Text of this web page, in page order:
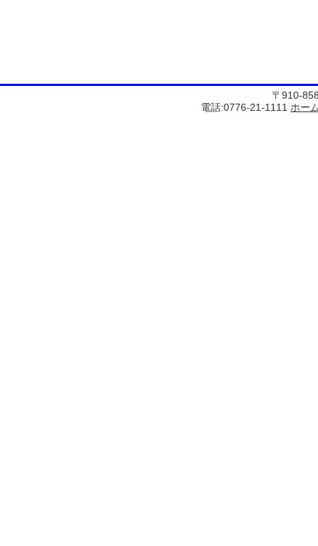
〒910-
電話:0776-21-1111 ホー